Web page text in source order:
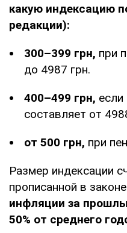
какую индексацию
редакции):
300–399 грн, при
до 4987 грн.
400–499 грн, если
составляет от
от 500 грн, при
Размер индексации
прописанной в
инфляции за
50% от среднего